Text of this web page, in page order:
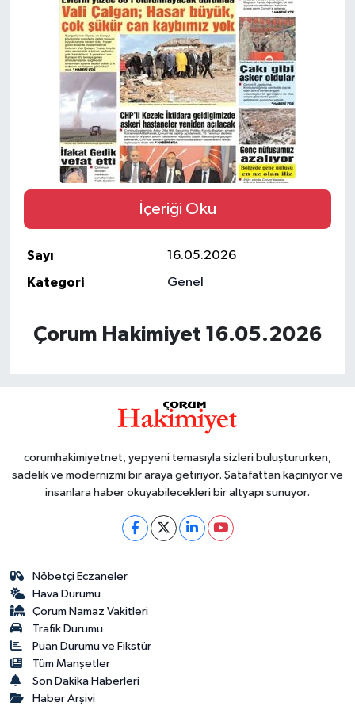
İçeriği Oku
Sayı
16.05.2026
Kategori
Genel
Çorum Hakimiyet 16.05.2026
corumhakimiyetnet, yepyeni temasıyla sizleri buluştururken,
sadelik ve modernizmi bir araya getiriyor. Şatafattan kaçınıyor ve
insanlara haber okuyabilecekleri bir altyapı sunuyor.
Nöbetçi Eczaneler
Hava Durumu
Çorum Namaz Vakitleri
Trafik Durumu
Puan Durumu ve Fikstür
Tüm Manşetler
Son Dakika Haberleri
Haber Arşivi
İLÇELER
OTOPARK
TEKNOLOJİ